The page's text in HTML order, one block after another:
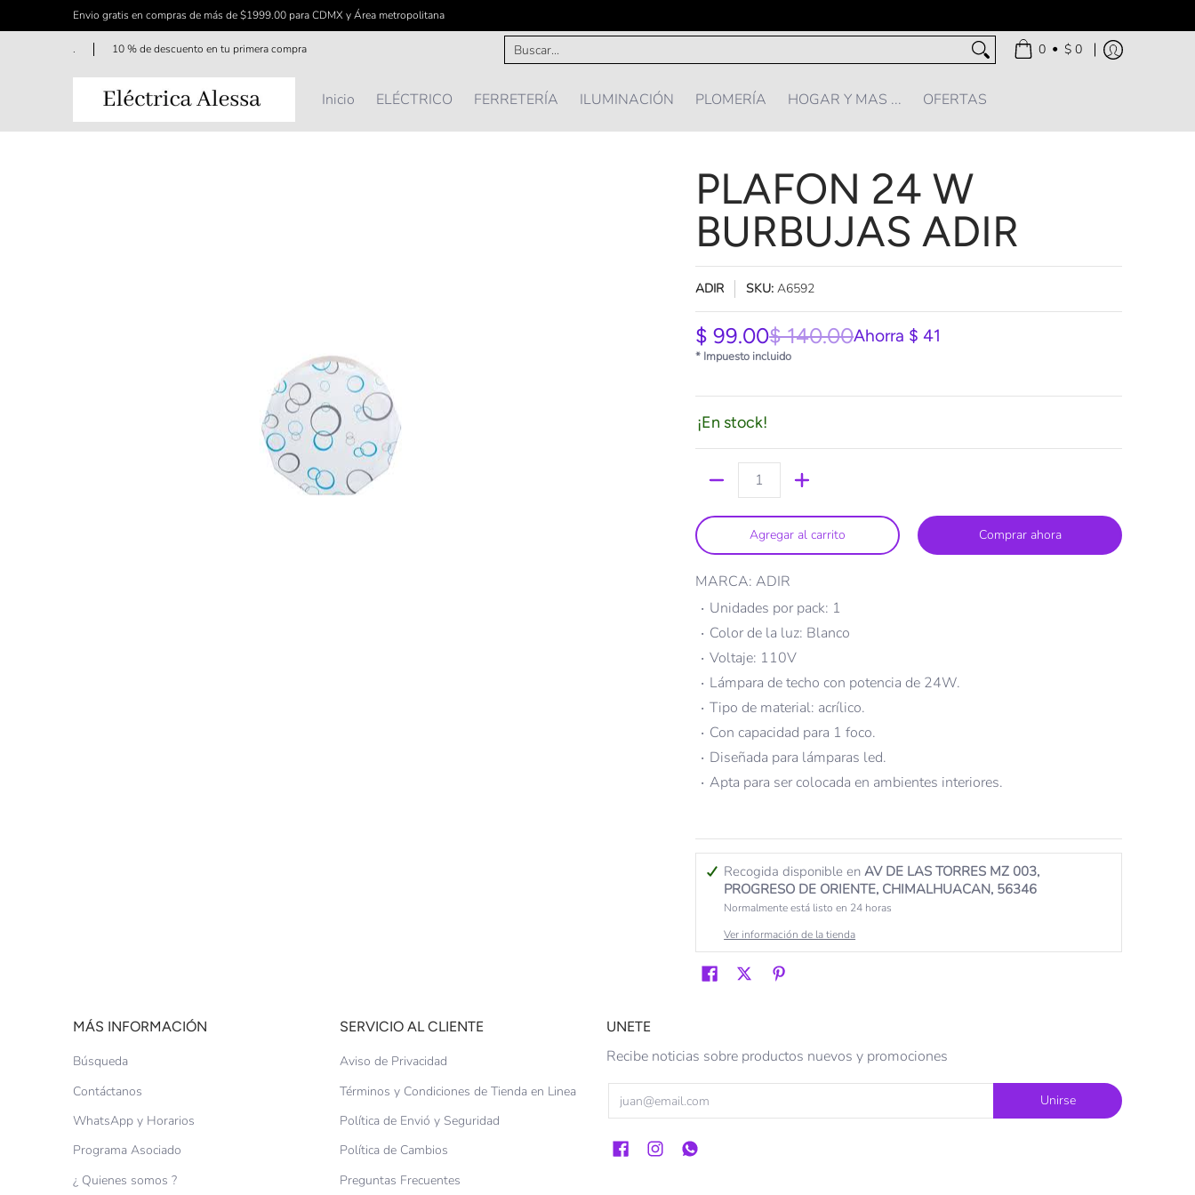
Saltar al contenido principal
Envio gratis en compras de más de $1999.00 para CDMX y Área metropolitana
Inicio ELÉCTRICO FERRETERÍA PLOMERÍA HOGAR Y MAS ... OFERTAS
. 10 % de descuento en tu primera compra Buscar... 0 • $ 0
Inicio ELÉCTRICO FERRETERÍA ILUMINACIÓN PLOMERÍA HOGAR Y MAS ... OFERTAS
PLAFON 24 W
BURBUJAS ADIR
ADIR SKU:A6592
$ 99.00$ 140.00Ahorra $ 41
* Impuesto incluido
¡En stock!
Agregar al carrito Comprar ahora
MARCA: ADIR
Unidades por pack: 1
Color de la luz: Blanco
Voltaje: 110V
Lámpara de techo con potencia de 24W.
Tipo de material: acrílico.
Con capacidad para 1 foco.
Diseñada para lámparas led.
Apta para ser colocada en ambientes interiores.
Recogida disponible enAV DE LAS TORRES MZ 003,
PROGRESO DE ORIENTE, CHIMALHUACAN, 56346
Normalmente está listo en 24 horas
Ver información de la tienda
MÁS INFORMACIÓN
Búsqueda
Contáctanos
WhatsApp y Horarios
Programa Asociado
¿ Quienes somos ?
SERVICIO AL CLIENTE
Aviso de Privacidad
Términos y Condiciones de Tienda en Linea
Política de Envió y Seguridad
Política de Cambios
Preguntas Frecuentes
UNETE
Recibe noticias sobre productos nuevos y promociones
Unirse